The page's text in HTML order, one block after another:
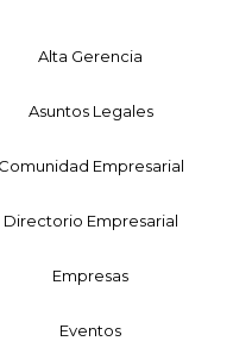
Alta Gerencia
Asuntos Legales
Comunidad Empresarial
Directorio Empresarial
Empresas
Eventos